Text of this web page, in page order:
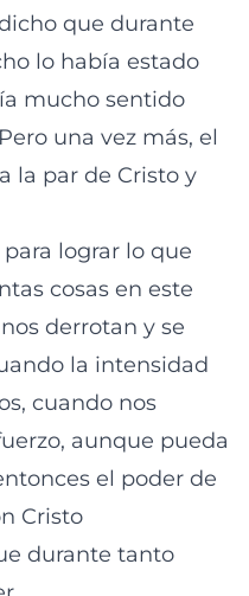
que durante
lo había estado
mucho sentido
una vez más, el
la par de Cristo y
lograr lo que
cosas en este
derrotan y se
la intensidad
cuando nos
aunque pueda
el poder de
Cristo
durante tanto